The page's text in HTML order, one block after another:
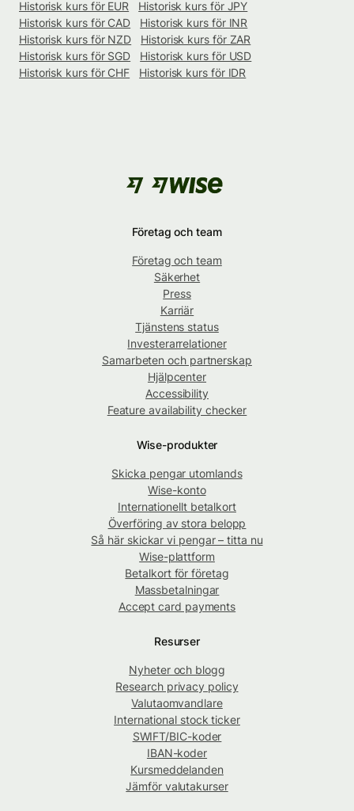
Historisk kurs för EUR
Historisk kurs för JPY
Historisk kurs för CAD
Historisk kurs för INR
Historisk kurs för NZD
Historisk kurs för ZAR
Historisk kurs för SGD
Historisk kurs för USD
Historisk kurs för CHF
Historisk kurs för IDR
Företag och team
Företag och team
Säkerhet
Press
Karriär
Tjänstens status
Investerarrelationer
Samarbeten och partnerskap
Hjälpcenter
Accessibility
Feature availability checker
Wise-produkter
Skicka pengar utomlands
Wise-konto
Internationellt betalkort
Överföring av stora belopp
Så här skickar vi pengar – titta nu
Wise-plattform
Betalkort för företag
Massbetalningar
Accept card payments
Resurser
Nyheter och blogg
Research privacy policy
Valutaomvandlare
International stock ticker
SWIFT/BIC-koder
IBAN-koder
Kursmeddelanden
Jämför valutakurser